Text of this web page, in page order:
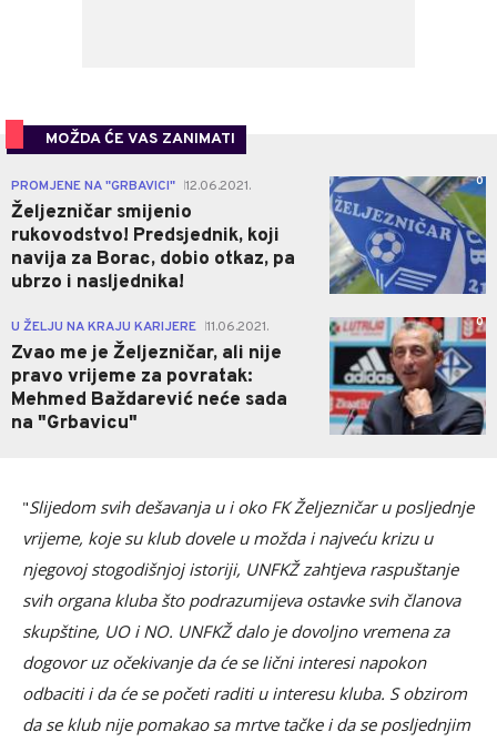
MOŽDA ĆE VAS ZANIMATI
PROMJENE NA "GRBAVICI" 12.06.2021.
Željezničar smijenio
rukovodstvo! Predsjednik, koji
navija za Borac, dobio otkaz, pa
ubrzo i nasljednika!
0
U ŽELJU NA KRAJU KARIJERE 11.06.2021.
Zvao me je Željezničar, ali nije
pravo vrijeme za povratak:
Mehmed Baždarević neće sada
na "Grbavicu"
0
"Slijedom svih dešavanja u i oko FK Željezničar u posljednje
vrijeme, koje su klub dovele u možda i najveću krizu u
njegovoj stogodišnjoj istoriji, UNFKŽ zahtjeva raspuštanje
svih organa kluba što podrazumijeva ostavke svih članova
skupštine, UO i NO. UNFKŽ dalo je dovoljno vremena za
dogovor uz očekivanje da će se lični interesi napokon
odbaciti i da će se početi raditi u interesu kluba. S obzirom
da se klub nije pomakao sa mrtve tačke i da se posljednjim